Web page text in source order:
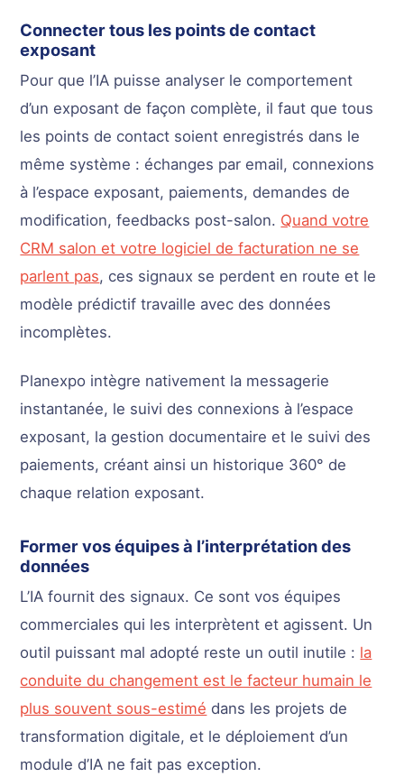
Connecter tous les points de contact
exposant
Pour que l’IA puisse analyser le comportement
d’un exposant de façon complète, il faut que tous
les points de contact soient enregistrés dans le
même système : échanges par email, connexions
à l’espace exposant, paiements, demandes de
modification, feedbacks post-salon. Quand votre
CRM salon et votre logiciel de facturation ne se
parlent pas, ces signaux se perdent en route et le
modèle prédictif travaille avec des données
incomplètes.
Planexpo intègre nativement la messagerie
instantanée, le suivi des connexions à l’espace
exposant, la gestion documentaire et le suivi des
paiements, créant ainsi un historique 360° de
chaque relation exposant.
Former vos équipes à l’interprétation des
données
L’IA fournit des signaux. Ce sont vos équipes
commerciales qui les interprètent et agissent. Un
outil puissant mal adopté reste un outil inutile : la
conduite du changement est le facteur humain le
plus souvent sous-estimé dans les projets de
transformation digitale, et le déploiement d’un
module d’IA ne fait pas exception.